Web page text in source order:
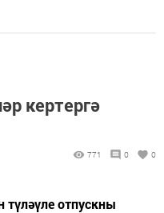
кертергә
771 0 0
түләүле отпускны